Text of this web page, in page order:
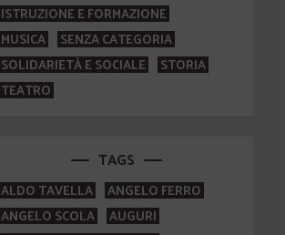
ISTRUZIONE E FORMAZIONE
MUSICA
SENZA CATEGORIA
SOLIDARIETÀ E SOCIALE
STORIA
TEATRO
TAGS
ALDO TAVELLA
ANGELO FERRO
ANGELO SCOLA
AUGURI